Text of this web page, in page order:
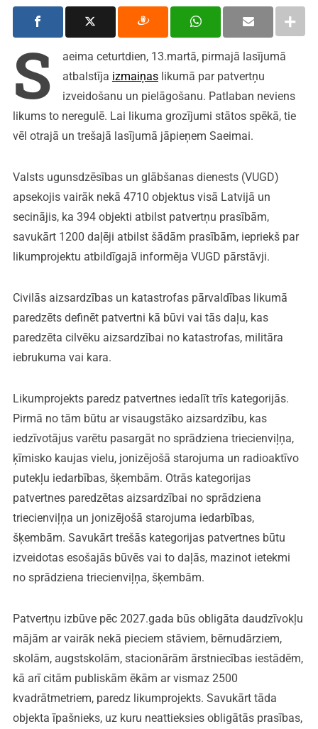
S
aeima ceturtdien, 13.martā, pirmajā lasījumā
atbalstīja izmaiņaslikumā par patvertņu
izveidošanu un pielāgošanu. Patlaban neviens
likums to neregulē. Lai likuma grozījumi stātos spēkā, tie
vēl otrajā un trešajā lasījumā jāpieņem Saeimai.
Valsts ugunsdzēsības un glābšanas dienests (VUGD)
apsekojis vairāk nekā 4710 objektus visā Latvijā un
secinājis, ka 394 objekti atbilst patvertņu prasībām,
savukārt 1200 daļēji atbilst šādām prasībām, iepriekš par
likumprojektu atbildīgajā informēja VUGD pārstāvji.
Civilās aizsardzības un katastrofas pārvaldības likumā
paredzēts definēt patvertni kā būvi vai tās daļu, kas
paredzēta cilvēku aizsardzībai no katastrofas, militāra
iebrukuma vai kara.
Likumprojekts paredz patvertnes iedalīt trīs kategorijās.
Pirmā no tām būtu ar visaugstāko aizsardzību, kas
iedzīvotājus varētu pasargāt no sprādziena triecienviļņa,
ķīmisko kaujas vielu, jonizējošā starojuma un radioaktīvo
putekļu iedarbības, šķembām. Otrās kategorijas
patvertnes paredzētas aizsardzībai no sprādziena
triecienviļņa un jonizējošā starojuma iedarbības,
šķembām. Savukārt trešās kategorijas patvertnes būtu
izveidotas esošajās būvēs vai to daļās, mazinot ietekmi
no sprādziena triecienviļņa, šķembām.
Patvertņu izbūve pēc 2027.gada būs obligāta daudzīvokļu
mājām ar vairāk nekā pieciem stāviem, bērnudārziem,
skolām, augstskolām, stacionārām ārstniecības iestādēm,
kā arī citām publiskām ēkām ar vismaz 2500
kvadrātmetriem, paredz likumprojekts. Savukārt tāda
objekta īpašnieks, uz kuru neattieksies obligātās prasības,